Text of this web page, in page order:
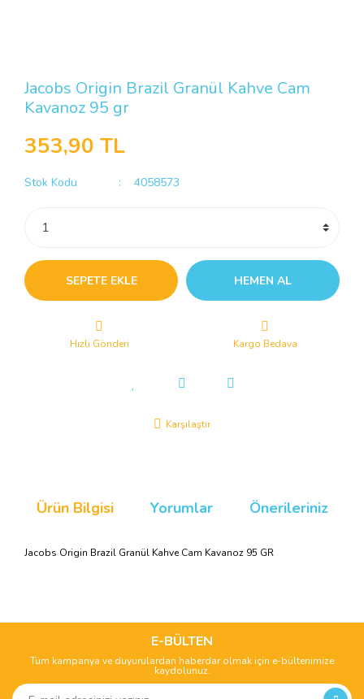
Jacobs Origin Brazil Granül Kahve Cam
Kavanoz 95 gr
353,90 TL
Stok Kodu 4058573
SEPETE EKLE HEMEN AL
Hızlı Gönderi Kargo Bedava
Karşılaştır
Ürün Bilgisi Yorumlar Önerileriniz
Jacobs Origin Brazil Granül Kahve Cam Kavanoz 95 GR
Yorum Yaz
kullanarak tarafımıza iletebilirsiniz.
Görüş ve önerileriniz için teşekkür ederiz.
E-BÜLTEN
Tüm kampanya ve duyurulardan haberdar olmak için e-bültenimize
kaydolunuz.